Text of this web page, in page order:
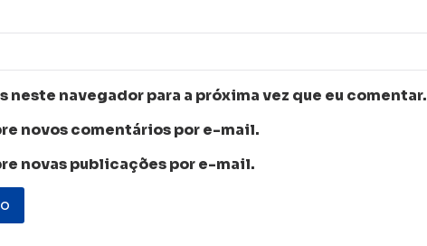
neste navegador para a próxima vez que eu comentar.
novos comentários por e-mail.
novas publicações por e-mail.